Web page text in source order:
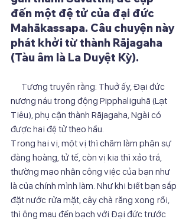
đến một đệ tử của đại đức
Mahākassapa. Câu chuyện này
phát khởi từ thành Rājagaha
(Tàu âm là La Duyệt Kỳ).
nương náu trong động Pipphaliguhā (Lạt
Tiêu), phụ cận thành Rājagaha, Ngài có
được hai đệ tử theo hầu.
Trong hai vị, một vị thì chăm làm phận sự
đàng hoàng, tử tế, còn vị kia thì xảo trá,
thường mạo nhận công việc của bạn như
là của chính mình làm. Như khi biết bạn sắp
đặt nước rửa mặt, cây chà răng xong rồi,
thì ông mau đến bạch với Đại đức trước